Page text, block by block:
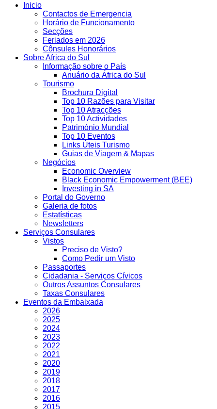
Inicio
Contactos de Emergencia
Horário de Funcionamento
Secções
Feriados em 2026
Cônsules Honorários
Sobre Africa do Sul
Informação sobre o País
Anuário da África do Sul
Tourismo
Brochura Digital
Top 10 Razões para Visitar
Top 10 Atracções
Top 10 Actividades
Património Mundial
Top 10 Eventos
Links Úteis Turismo
Guias de Viagem & Mapas
Negócios
Economic Overview
Black Economic Empowerment (BEE)
Investing in SA
Portal do Governo
Galeria de fotos
Estatísticas
Newsletters
Serviços Consulares
Vistos
Preciso de Visto?
Como Pedir um Visto
Passaportes
Cidadania - Serviços Cívicos
Outros Assuntos Consulares
Taxas Consulares
Eventos da Embaixada
2026
2025
2024
2023
2022
2021
2020
2019
2018
2017
2016
2015